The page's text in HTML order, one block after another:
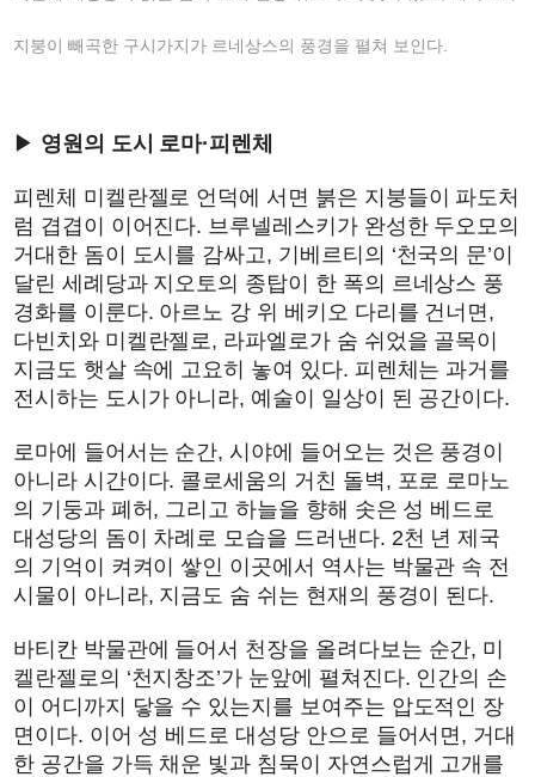
지붕이 빼곡한 구시가지가 르네상스의 풍경을 펼쳐 보인다.
▶ 영원의 도시 로마·피렌체
피렌체 미켈란젤로 언덕에 서면 붉은 지붕들이 파도처
럼 겹겹이 이어진다. 브루넬레스키가 완성한 두오모의
거대한 돔이 도시를 감싸고, 기베르티의 ‘천국의 문’이
달린 세례당과 지오토의 종탑이 한 폭의 르네상스 풍
경화를 이룬다. 아르노 강 위 베키오 다리를 건너면,
다빈치와 미켈란젤로, 라파엘로가 숨 쉬었을 골목이
지금도 햇살 속에 고요히 놓여 있다. 피렌체는 과거를
전시하는 도시가 아니라, 예술이 일상이 된 공간이다.
로마에 들어서는 순간, 시야에 들어오는 것은 풍경이
아니라 시간이다. 콜로세움의 거친 돌벽, 포로 로마노
의 기둥과 폐허, 그리고 하늘을 향해 솟은 성 베드로
대성당의 돔이 차례로 모습을 드러낸다. 2천 년 제국
의 기억이 켜켜이 쌓인 이곳에서 역사는 박물관 속 전
시물이 아니라, 지금도 숨 쉬는 현재의 풍경이 된다.
바티칸 박물관에 들어서 천장을 올려다보는 순간, 미
켈란젤로의 ‘천지창조’가 눈앞에 펼쳐진다. 인간의 손
이 어디까지 닿을 수 있는지를 보여주는 압도적인 장
면이다. 이어 성 베드로 대성당 안으로 들어서면, 거대
한 공간을 가득 채운 빛과 침묵이 자연스럽게 고개를